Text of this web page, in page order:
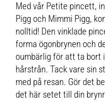
Med vår Petite pincett,
Pigg och Mimmi Pigg,
nolltid! Den vinklade
forma ögonbrynen och
oumbärlig för att ta bort
hårstrån. Tack vare sin
med på resan. Gör det
det här setet till din